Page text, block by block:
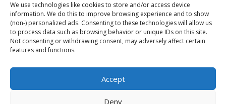
We use technologies like cookies to store and/or access device
information. We do this to improve browsing experience and to show
(non-) personalized ads. Consenting to these technologies will allow us
to process data such as browsing behavior or unique IDs on this site.
Not consenting or withdrawing consent, may adversely affect certain
features and functions.
Accept
Deny
Cake